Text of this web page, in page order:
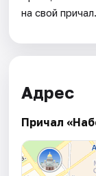
на свой причал.
Адрес
Причал